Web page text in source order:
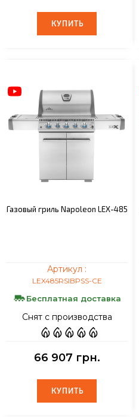
КУПИТЬ
КУПИТЬ
Газовый гриль Napoleon LEX-485
Артикул :
LEX485RSIBPSS-CE
Бесплатная доставка
Снят с производства
66 907 грн.
КУПИТЬ
КУПИТЬ